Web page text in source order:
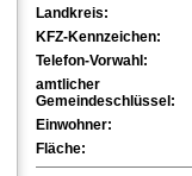
Landkreis:
KFZ-Kennzeichen:
Telefon-Vorwahl:
amtlicher
Gemeindeschlüssel:
Einwohner:
Fläche: